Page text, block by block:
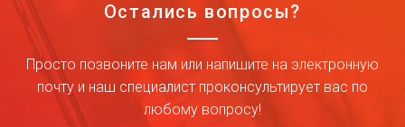
Остались вопросы?
Просто позвоните нам или напишите на электронную
почту и наш специалист проконсультирует вас по
любому вопросу!